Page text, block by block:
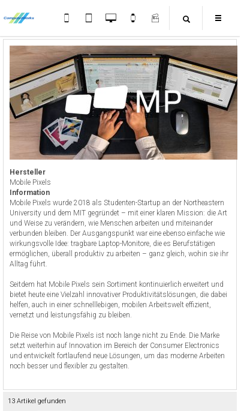
Hersteller
Mobile Pixels
Information
Mobile Pixels wurde 2018 als Studenten-Startup an der Northeastern
University und dem MIT gegründet – mit einer klaren Mission: die Art
und Weise zu verändern, wie Menschen arbeiten und miteinander
verbunden bleiben. Der Ausgangspunkt war eine ebenso einfache wie
wirkungsvolle Idee: tragbare Laptop-Monitore, die es Berufstätigen
ermöglichen, überall produktiv zu arbeiten – ganz gleich, wohin sie ihr
Alltag führt.
Seitdem hat Mobile Pixels sein Sortiment kontinuierlich erweitert und
bietet heute eine Vielzahl innovativer Produktivitätslösungen, die dabei
helfen, auch in einer schnelllebigen, mobilen Arbeitswelt effizient,
vernetzt und leistungsfähig zu bleiben.
Die Reise von Mobile Pixels ist noch lange nicht zu Ende. Die Marke
setzt weiterhin auf Innovation im Bereich der Consumer Electronics
und entwickelt fortlaufend neue Lösungen, um das moderne Arbeiten
noch besser und flexibler zu gestalten.
13 Artikel gefunden